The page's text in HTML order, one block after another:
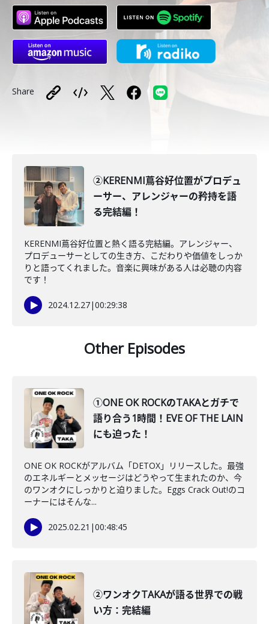
Share
②KERENMI蔦谷好位置がプロデュ
ーサー、アレンジャーの矜持を語
る完結編！
KERENMI蔦谷好位置と熱く語る完結編。アレンジャー、
プロデューサーとしての生き方、こだわりや価値をしっか
りと語ってくれました。音楽に興味がある人は必聴の内容
です！
2024.12.27|00:29:38
Other Episodes
①ONE OK ROCKのTAKAとガチで
語り合う1時間！EVE OF THE LAIN
にも迫った！
ONE OK ROCKがアルバム「DETOX」リリースした。最強
のエネルギーとメッセージはどうやって生まれたのか、今
のワンオクにしっかりと迫りました。Eggs Crack Out!のコ
ーナーにはそんな...
2025.02.21 |00:48:45
②ワンオクTAKAが語る世界での戦
い方：完結編